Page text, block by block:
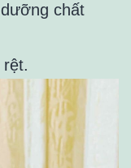
chất